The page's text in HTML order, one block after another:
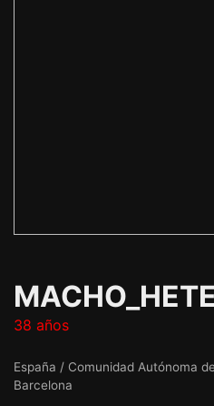
38 años
España / Comunidad Autónoma
Barcelona